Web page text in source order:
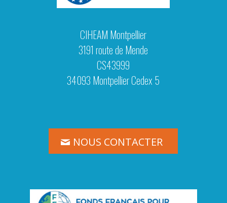
CIHEAM Montpellier
3191 route de Mende
CS43999
34093 Montpellier Cedex 5
NOUS CONTACTER